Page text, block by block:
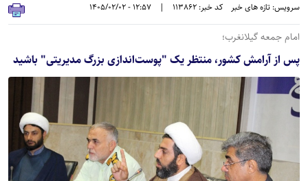
سرویس: تازه های خبر کد خبر: 113862 |
12:57 - 1405/02/02
امام جمعه گیلانغرب؛
پس از آرامش کشور، منتظر یک "پوست‌اندازی بزرگ مدیریتی" باشید